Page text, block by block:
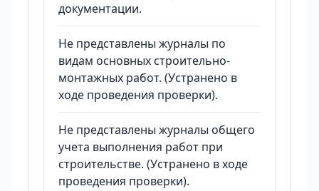
документации.
Не представлены журналы по
видам основных строительно-
монтажных работ. (Устранено в
ходе проведения проверки).
Не представлены журналы общего
учета выполнения работ при
строительстве. (Устранено в ходе
проведения проверки).